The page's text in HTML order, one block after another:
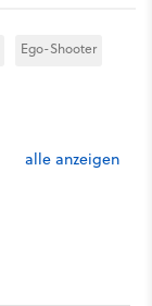
Ego-Shooter
alle anzeigen